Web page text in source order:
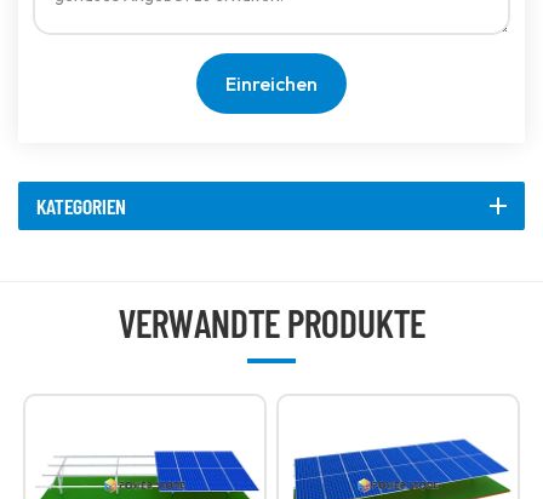
Einreichen
KATEGORIEN
VERWANDTE PRODUKTE